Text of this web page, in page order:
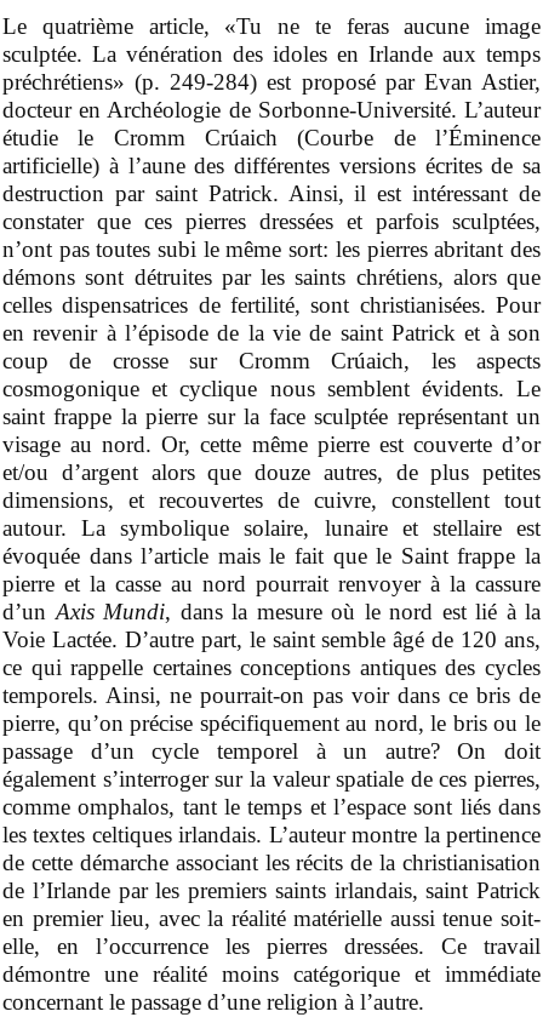
Le quatrième article, «Tu ne te feras aucune image
sculptée. La vénération des idoles en Irlande aux temps
préchrétiens» (p. 249-284) est proposé par Evan Astier,
docteur en Archéologie de Sorbonne-Université. L’auteur
étudie le Cromm Crúaich (Courbe de l’Éminence
artificielle) à l’aune des différentes versions écrites de sa
destruction par saint Patrick. Ainsi, il est intéressant de
constater que ces pierres dressées et parfois sculptées,
n’ont pas toutes subi le même sort: les pierres abritant des
démons sont détruites par les saints chrétiens, alors que
celles dispensatrices de fertilité, sont christianisées. Pour
en revenir à l’épisode de la vie de saint Patrick et àson
coup de crosse sur Cromm Crúaich, les aspects
cosmogonique et cyclique nous semblent évidents. Le
saint frappe la pierre sur la face sculptée représentant un
visage au nord. Or, cette même pierre est couverte d’or
et/ou d’argent alors que douze autres, de plus petites
dimensions, et recouvertes de cuivre, constellent tout
autour. La symbolique solaire, lunaire et stellaire est
évoquée dans l’article mais le fait que le Saint frappe la
pierre et la casse au nord pourrait renvoyer à la cassure
d’un Axis Mundi, dans la mesure où le nord est lié à la
Voie Lactée. D’autre part, le saint semble âgé de 120 ans,
ce qui rappelle certaines conceptions antiques des cycles
temporels. Ainsi, ne pourrait-on pas voir dans ce bris de
pierre, qu’on précise spécifiquement au nord, le bris ou le
passage d’un cycle temporel à un autre? On doit
également s’interroger sur la valeur spatiale de ces pierres,
commeomphalos, tant letemps et l’espace sont liés dans
les textes celtiques irlandais. L’auteur montre la pertinence
de cette démarche associant les récits de la christianisation
de l’Irlande par les premiers saints irlandais,saint Patrick
en premier lieu, avec la réalité matérielle aussi tenue soit-
elle, en l’occurrence les pierres dressées. Ce travail
démontre une réalité moins catégorique et immédiate
concernant le passage d’une religion à l’autre.